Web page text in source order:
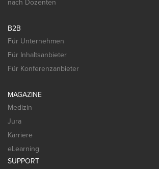
nach Dozenten
B2B
Für Unternehmen
Für Inhaltsanbieter
Für Konferenzanbieter
MAGAZINE
Medizin
Jura
Karriere
eLearning
SUPPORT